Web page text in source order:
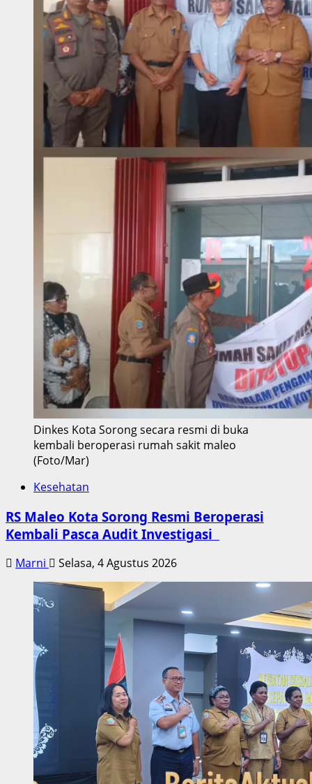
Dinkes Kota Sorong secara resmi di buka
kembali beroperasi rumah sakit maleo
(Foto/Mar)
Kesehatan
RS Maleo Kota Sorong Resmi Beroperasi
Kembali Pasca Audit Investigasi
Marni Selasa, 4 Agustus 2026